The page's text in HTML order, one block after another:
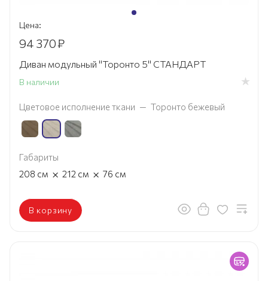
Цена:
94 370₽
Диван модульный "Торонто 5" СТАНДАРТ
В наличии
Цветовое исполнение ткани — Торонто бежевый
Габариты
208 см × 212 см × 76 см
В корзину